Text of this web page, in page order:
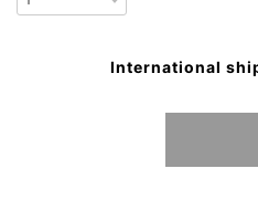
International